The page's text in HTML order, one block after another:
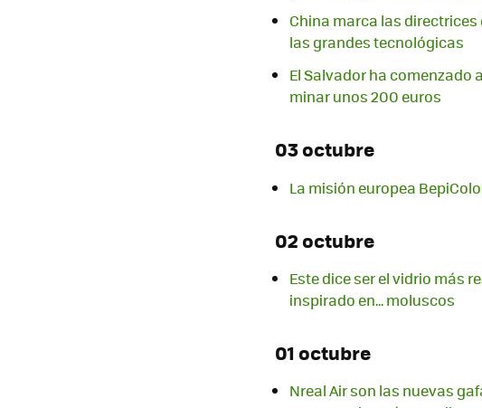
China marca las
las grandes tecnológicas
El Salvador ha comenzado
minar unos 200 euros
03 octubre
La misión europea
02 octubre
Este dice ser el vidrio más
inspirado en... moluscos
01 octubre
Nreal Air son las nuevas